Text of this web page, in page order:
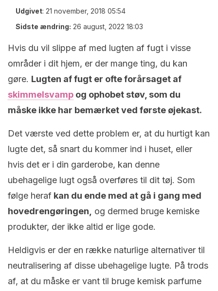
Udgivet: 21 november, 2018 05:54
Sidste ændring: 26 august, 2022 18:03
Hvis du vil slippe af med lugten af fugt i visse
områder i dit hjem, er der mange ting, du kan
gøre. Lugten af fugt er ofte forårsaget af
skimmelsvamp og ophobet støv, som du
måske ikke har bemærket ved første øjekast.
Det værste ved dette problem er, at du hurtigt kan
lugte det, så snart du kommer ind i huset, eller
hvis det er i din garderobe, kan denne
ubehagelige lugt også overføres til dit tøj. Som
følge heraf kan du ende med at gå i gang med
hovedrengøringen,
og dermed bruge kemiske
produkter, der ikke altid er lige gode.
Heldigvis er der en række naturlige alternativer til
neutralisering af disse ubehagelige lugte. På trods
af, at du måske er vant til bruge kemisk parfume